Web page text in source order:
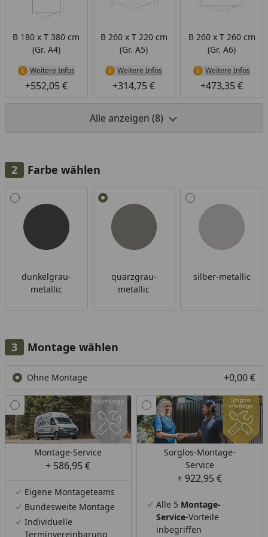
B 180 x T 380 cm
(Gr. A4)
Weitere Infos
+552,05 €
B 260 x T 220 cm
(Gr. A5)
Weitere Infos
+314,75 €
B 260 x T 260 cm
(Gr. A6)
Weitere Infos
+473,35 €
Alle anzeigen (8)
Farbe wählen
Alle anzeigen (3)
dunkelgrau-
metallic
quarzgrau-
metallic
silber-metallic
Montage wählen
Ohne Montage +0,00 €
Montage-Service
+ 586,95 €
Eigene Montageteams
Bundesweite Montage
Individuelle
Terminvereinbarung
Sorglos-Montage-
Service
+ 922,95 €
Alle 5 Montage-
Service-Vorteile
inbegriffen